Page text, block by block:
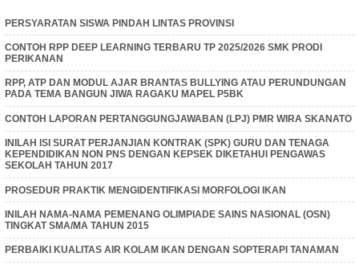
PERSYARATAN SISWA PINDAH LINTAS PROVINSI
CONTOH RPP DEEP LEARNING TERBARU TP 2025/2026 SMK PRODI
PERIKANAN
RPP, ATP DAN MODUL AJAR BRANTAS BULLYING ATAU PERUNDUNGAN
PADA TEMA BANGUN JIWA RAGAKU MAPEL P5BK
CONTOH LAPORAN PERTANGGUNGJAWABAN (LPJ) PMR WIRA SKANATO
INILAH ISI SURAT PERJANJIAN KONTRAK (SPK) GURU DAN TENAGA
KEPENDIDIKAN NON PNS DENGAN KEPSEK DIKETAHUI PENGAWAS
SEKOLAH TAHUN 2017
PROSEDUR PRAKTIK MENGIDENTIFIKASI MORFOLOGI IKAN
INILAH NAMA-NAMA PEMENANG OLIMPIADE SAINS NASIONAL (OSN)
TINGKAT SMA/MA TAHUN 2015
PERBAIKI KUALITAS AIR KOLAM IKAN DENGAN SOPTERAPI TANAMAN